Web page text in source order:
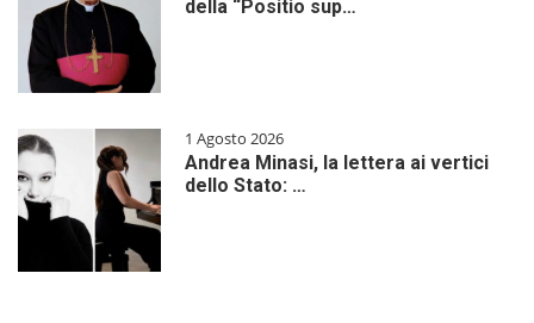
della “Positio sup…
1 Agosto 2026
Andrea Minasi, la lettera ai vertici
dello Stato: …